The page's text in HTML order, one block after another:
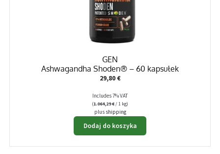
GEN
Ashwagandha Shoden® – 60 kapsułek
29,80€
Includes 7% VAT
(1.064,29€/ 1 kg)
plus shipping
Dodaj do koszyka